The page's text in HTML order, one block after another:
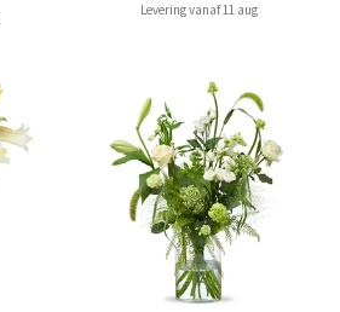
Levering vanaf 11 aug